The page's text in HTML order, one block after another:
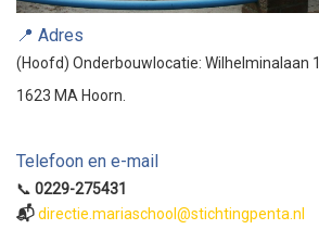
📍 Adres
(Hoofd) Onderbouwlocatie: Wilhelminalaan 1
1623 MA Hoorn.
Telefoon en e-mail
📞 0229-275431
📬directie.mariaschool@stichtingpenta.nl